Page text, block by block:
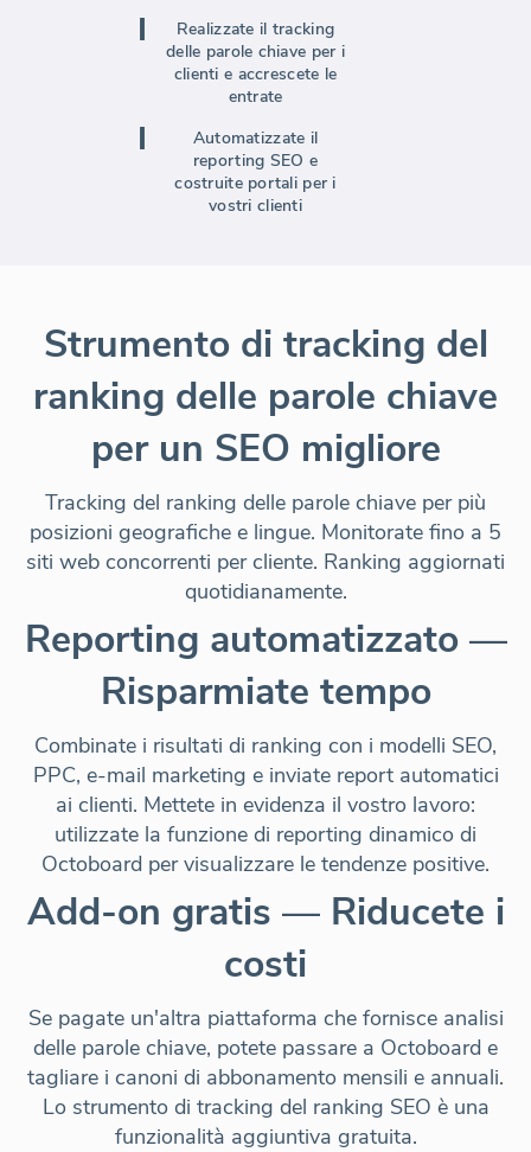
Realizzate il tracking
delle parole chiave per i
clienti e accrescete le
entrate
Automatizzate il
reporting SEO e
costruite portali per i
vostri clienti
Strumento di tracking del
ranking delle parole chiave
per un SEO migliore
Tracking del ranking delle parole chiave per più
posizioni geografiche e lingue. Monitorate fino a 5
siti web concorrenti per cliente. Ranking aggiornati
quotidianamente.
Reporting automatizzato —
Risparmiate tempo
Combinate i risultati di ranking con i modelli SEO,
PPC, e-mail marketing e inviate report automatici
ai clienti. Mettete in evidenza il vostro lavoro:
utilizzate la funzione di reporting dinamico di
Octoboard per visualizzare le tendenze positive.
Add-on gratis — Riducete i
costi
Se pagate un'altra piattaforma che fornisce analisi
delle parole chiave, potete passare a Octoboard e
tagliare i canoni di abbonamento mensili e annuali.
Lo strumento di tracking del ranking SEO è una
funzionalità aggiuntiva gratuita.